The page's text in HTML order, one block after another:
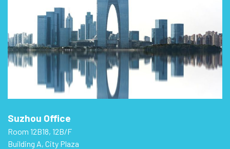
Suzhou Office
Room 12B18, 12B/F
Building A, City Plaza